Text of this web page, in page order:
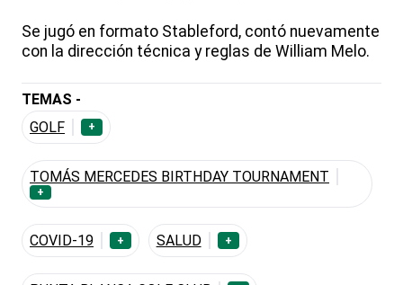
Se jugó en formato Stableford, contó nuevamente
con la dirección técnica y reglas de William Melo.
TEMAS -
GOLF
+
TOMÁS MERCEDES BIRTHDAY TOURNAMENT
+
COVID-19 + SALUD +